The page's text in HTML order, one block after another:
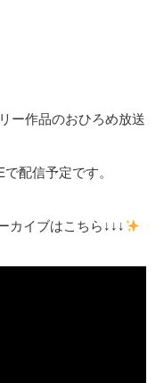
ー作品のおひろめ放送
配信予定です。
カイブはこちら↓↓↓